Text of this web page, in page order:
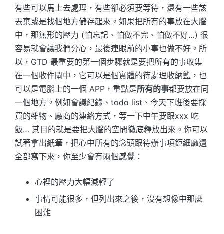
有些可以馬上去處理，有些卻必須要等待，還有一些該
丟棄或是找個地方儲存起來。如果把所有的事放在大腦
中，那無形的壓力 (怕忘記、怕做不完、怕做不好…) 很
容易就會讓我們分心，最後連眼前的小事也做不好。所
以，GTD 最重要的第一個步驟就是要把所有的事收集
在一個收件閘中，它可以是個實體的待處理收納籃，也
可以是電腦上的一個 APP，重點是所有的事都要放在同
一個地方。例如會議紀錄、todo list、今天下班後要採
買的雜物、廠商的連絡方式，等一下中午要跟xxx 吃
飯… 其目的就是要把大腦的空間徹底釋放出來。你可以
試著拿出紙筆，把心中所有的念頭跟待辦事項鉅細靡遺
全部寫下來，你至少會有兩個感覺：
心裡的壓力大幅減輕了
事情可能很多，但列出來之後，沒有想像中那麼
困難